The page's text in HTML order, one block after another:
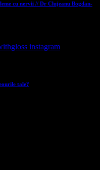
cu nervii // Dr Clujeanu Bogdan-
tale?